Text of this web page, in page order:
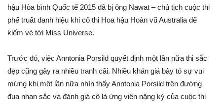
hậu Hòa bình Quốc tế 2015 đã bị ông Nawat – chủ tịch cuộc thi
phế truất danh hiệu khi cô thi Hoa hậu Hoàn vũ Australia để
kiếm vé tới Miss Universe.
Trước đó, việc Anntonia Porsild quyết định một lần nữa thi sắc
đẹp cũng gây ra nhiều tranh cãi. Nhiều khán giả bày tỏ sự vui
mừng khi một lần nữa nhìn thấy Anntonia Porsild trên đường
đua nhan sắc và đánh giá cô là ứng viên nặng ký của cuộc thi